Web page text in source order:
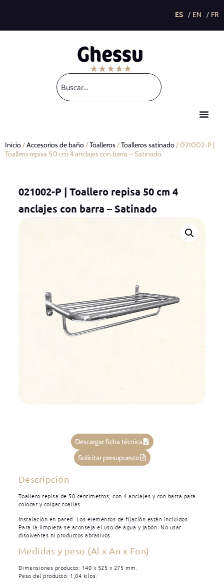
Inicio/Accesorios de baño/Toalleros/Toalleros satinado/ 021002-P |
Toallero repisa 50 cm 4 anclajes con barra – Satinado
021002-P | Toallero repisa 50 cm 4
anclajes con barra – Satinado
Descargar ficha técnica
Solicitar presupuesto
Descripción
Toallero repisa de 50 centímetros, con 4 anclajes y con barra para
colocar y colgar toallas.
Instalación en pared. Los elementos de fijación están incluidos.
Para la limpieza se aconseja el uso de agua y jabón. No usar
disolventes ni productos abrasivos.
Medidas y peso (Al x An x Fon)
Dimensiones producto: 140 x 525 x 275 mm.
Peso del producto: 1,04 kilos.